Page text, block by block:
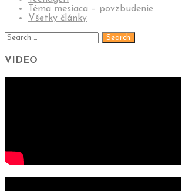
Téma mesiaca – povzbudenie
Všetky články
VIDEO